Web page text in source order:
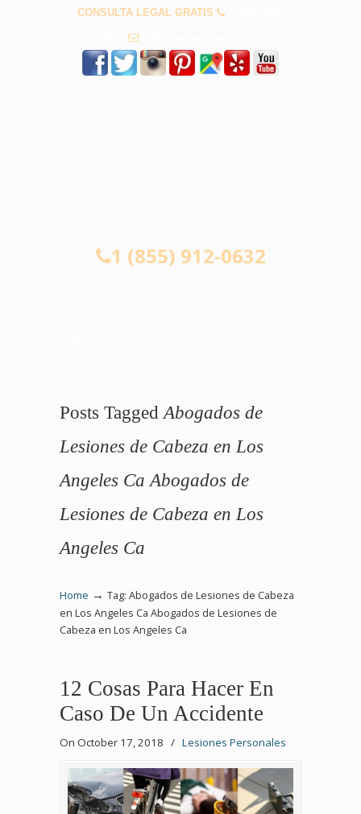
CONSULTA LEGAL GRATIS
1 (855) 912-0632
Posts Tagged Abogados de
Lesiones de Cabeza en Los
Angeles Ca Abogados de
Lesiones de Cabeza en Los
Angeles Ca
Home → Tag: Abogados de Lesiones de Cabeza
en Los Angeles Ca Abogados de Lesiones de
Cabeza en Los Angeles Ca
12 Cosas Para Hacer En
Caso De Un Accidente
On October 17, 2018 / Lesiones Personales